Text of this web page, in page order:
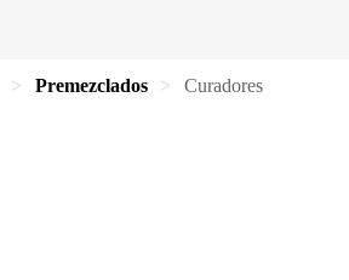
Premezclados Curadores